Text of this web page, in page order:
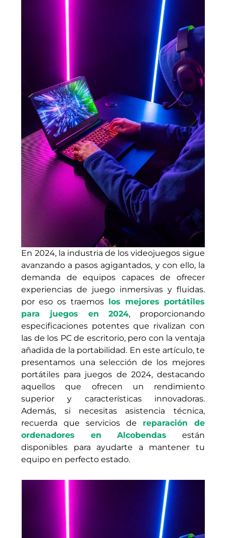
En 2024, la industria de los videojuegos sigue
avanzando a pasos agigantados, y con ello, la
demanda de equipos capaces de ofrecer
experiencias de juego inmersivas y fluidas.
por eso os traemos los mejores portátiles
para juegos en 2024, proporcionando
especificaciones potentes que rivalizan con
las de los PC de escritorio, pero con la ventaja
añadida de la portabilidad. En este artículo, te
presentamos una selección de los mejores
portátiles para juegos de 2024, destacando
aquellos que ofrecen un rendimiento
superior y características innovadoras.
Además, si necesitas asistencia técnica,
recuerda que servicios de reparación de
ordenadores en Alcobendas están
disponibles para ayudarte a mantener tu
equipo en perfecto estado.